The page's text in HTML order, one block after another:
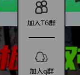
加入TG群
加入q群